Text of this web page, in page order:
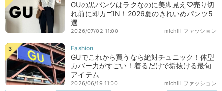
GUの黒パンツはラクなのに美脚見え♡売り切
れ前に即カゴIN！2026夏のきれいめパンツ5
選
michill ファッション
2026/07/02 11:00
GUでこれから買うなら絶対チュニック！体型
カバー力がすごい！着るだけで垢抜ける最旬
アイテム
michill ファッション
2026/06/19 11:00